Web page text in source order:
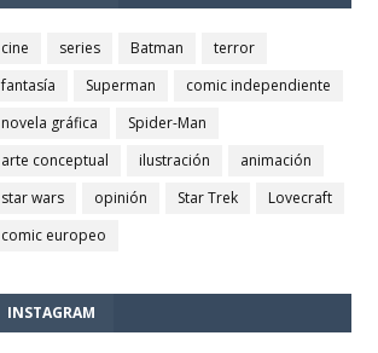
cine series Batman
terror
fantasía
Superman
comic independiente
novela gráfica
Spider-Man
arte conceptual
ilustración
animación
star wars
opinión Star Trek
Lovecraft
comic europeo
INSTAGRAM